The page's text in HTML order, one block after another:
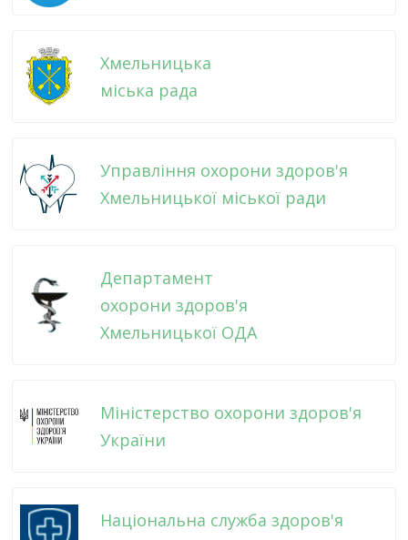
Хмельницька
міська рада
Управління охорони здоров'я
Хмельницької міської ради
Департамент
охорони здоров'я
Хмельницької ОДА
Міністерство охорони здоров'я
України
Національна служба здоров'я